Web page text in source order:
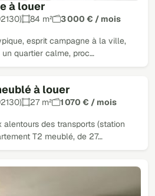
à louer
84 m² 3 000 € / mois
esprit campagne à la ville,
quartier calme, proc…
à louer
27 m² 1 070 € / mois
des transports (station
T2 meublé, de 27…